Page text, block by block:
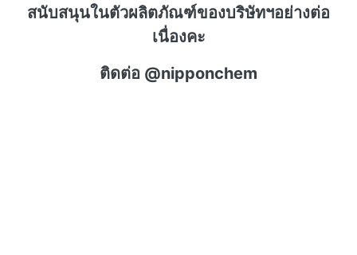
สนับสนุนในตัวผลิตภัณฑ์ของบริษัทฯอย่างต่อ
เนื่องคะ
ติดต่อ @nipponchem